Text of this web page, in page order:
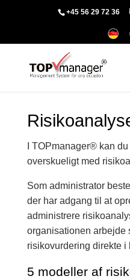
+45 56 29 72 36
I TOPmanager® kan
overskueligt med
Som administrator
der har adgang til at
administrere
organisationen arbejde
risikovurdering direkte i
5 modeller af